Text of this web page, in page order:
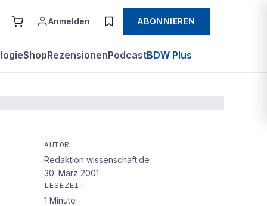
Anmelden ABONNIEREN
ShopRezensionenPodcastBDW Plus
AUTOR
Redaktion wissenschaft.de
30. März 2001
LESEZEIT
1 Minute